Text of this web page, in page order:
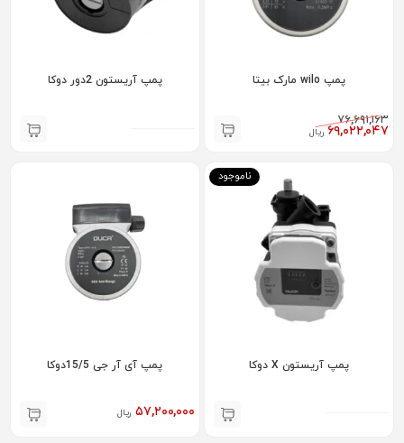
پمپ wilo مارک بیتا
۷۶,۶۹۱,۱۶۳
۶۹,۰۲۲,۰۴۷ ریال
پمپ آریستون 2دور دوکا
ناموجود
پمپ آریستون X دوکا پمپ آی آر جی 15/5دوکا
۵۷,۲۰۰,۰۰۰ ریال